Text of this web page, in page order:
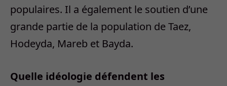
populaires. Il a également le soutien d’une
grande partie de la population de Taez,
Hodeyda, Mareb et Bayda.
Quelle idéologie défendent les